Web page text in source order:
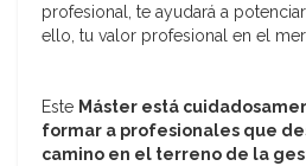
profesional, te ayudará a
ello, tu valor profesional en el
Este Máster está
formar a profesionales que
camino en el terreno de la